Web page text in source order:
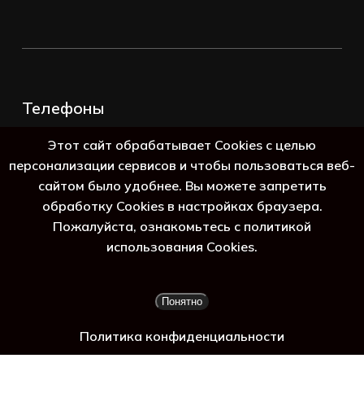
Просмотр корзины
Телефоны
8 (800) 250-69-39
Этот сайт обрабатывает Cookies с целью
персонализации сервисов и чтобы пользоваться веб-
сайтом было удобнее. Вы можете запретить
обработку Cookies в настройках браузера.
Пожалуйста, ознакомьтесь с политикой
использования Cookies.
Понятно
Политика конфиденциальности